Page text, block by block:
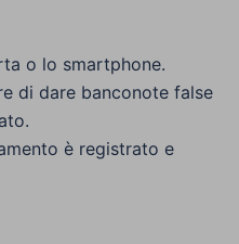
o lo smartphone.
di dare banconote false
è registrato e